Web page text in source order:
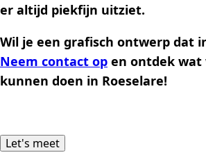
er altijd piekfijn uitziet.
Wil je een grafisch ontwerp dat
Neem contact op en ontdek wat
kunnen doen in Roeselare!
Let's meet